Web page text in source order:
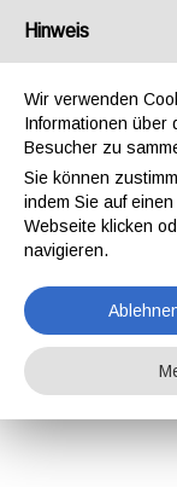
HARNESS EYE CARBON
Hinweis
Wir verwenden
Informationen über
Besucher zu
Sie können
indem Sie auf
Webseite klicken
navigieren.